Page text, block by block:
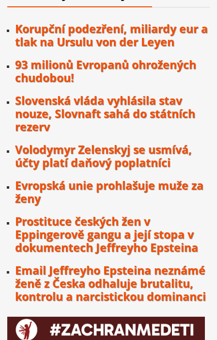
Korupční podezření, miliardy eur a
tlak na Ursulu von der Leyen
93 milionů Evropanů ohrožených
chudobou!
Slovenská vláda vyhlásila stav
nouze, Slovnaft sahá do státních
rezerv
Volodymyr Zelenskyj se usmívá,
účty platí daňový poplatníci
Evropská unie prohlašuje muže za
ženy
Prostituce českých žen v
Eppingerově gangu a její stopa v
dokumentech Jeffreyho Epsteina
Email Jeffreyho Epsteina neznámé
ženě z Česka odhaluje brutalitu,
kontrolu a narcistickou dominanci